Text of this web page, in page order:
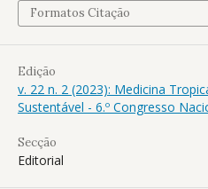
Formatos Citação
Edição
v. 22 n. 2 (2023): Medicina
Sustentável - 6.º Congresso
Secção
Editorial